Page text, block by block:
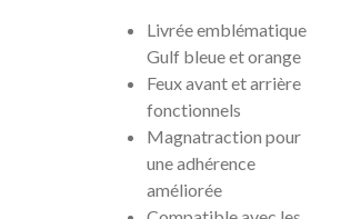
Livrée emblématique
Gulf bleue et orange
Feux avant et arrière
fonctionnels
Magnatraction pour
une adhérence
améliorée